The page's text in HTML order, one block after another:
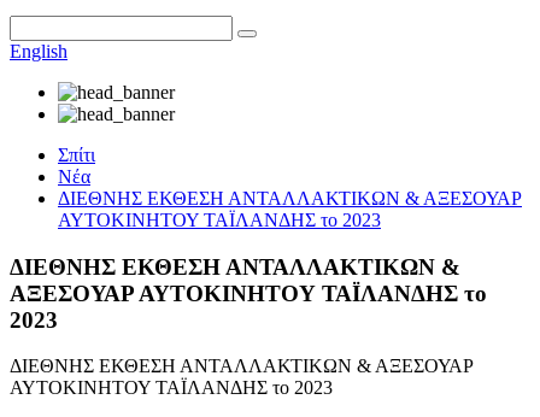
English
Σπίτι
Νέα
ΔΙΕΘΝΗΣ ΕΚΘΕΣΗ ΑΝΤΑΛΛΑΚΤΙΚΩΝ & ΑΞΕΣΟΥΑΡ
ΑΥΤΟΚΙΝΗΤΟΥ ΤΑΪΛΑΝΔΗΣ το 2023
ΔΙΕΘΝΗΣ ΕΚΘΕΣΗ ΑΝΤΑΛΛΑΚΤΙΚΩΝ &
ΑΞΕΣΟΥΑΡ ΑΥΤΟΚΙΝΗΤΟΥ ΤΑΪΛΑΝΔΗΣ το
2023
ΔΙΕΘΝΗΣ ΕΚΘΕΣΗ ΑΝΤΑΛΛΑΚΤΙΚΩΝ & ΑΞΕΣΟΥΑΡ
ΑΥΤΟΚΙΝΗΤΟΥ ΤΑΪΛΑΝΔΗΣ το 2023